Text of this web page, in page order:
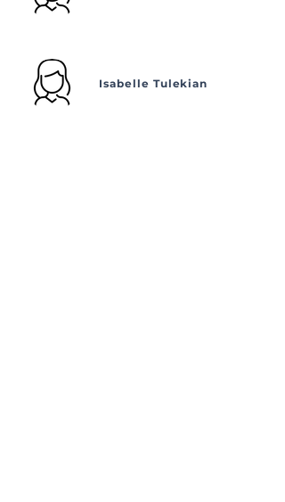
Isabelle Tulekian